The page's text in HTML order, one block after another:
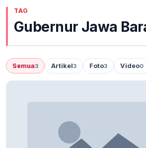
TAG
Gubernur Jawa
Semua3 Artikel3 Foto3 Video0